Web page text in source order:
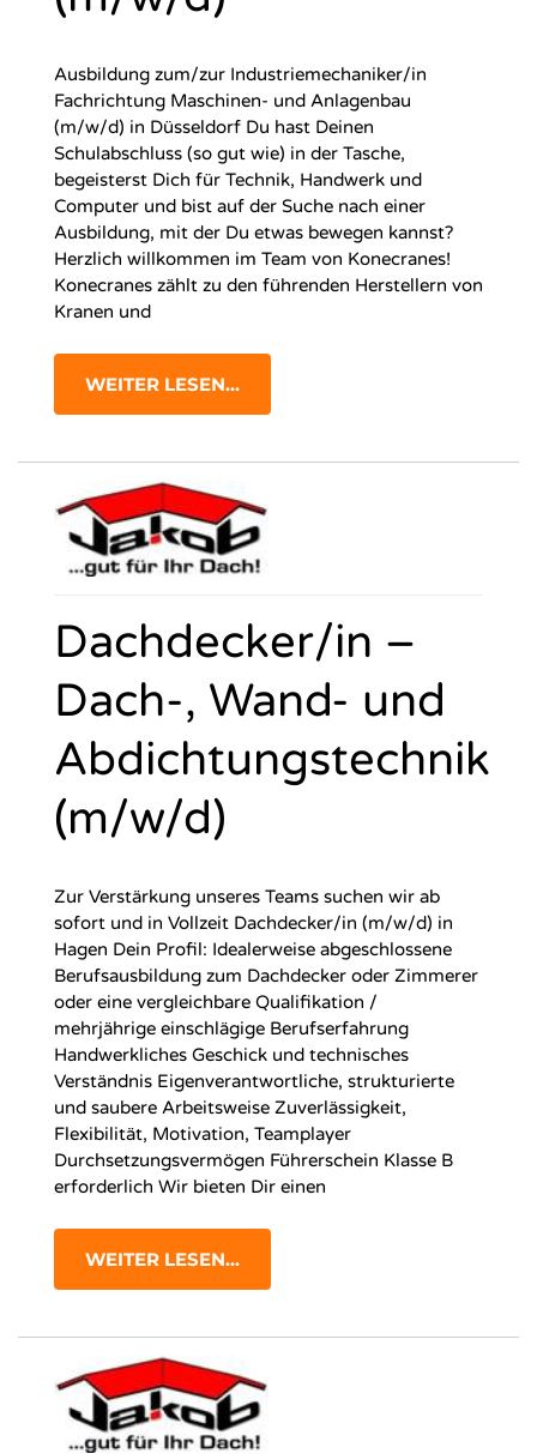
Ausbildung zum/zur Industriemechaniker/in
Fachrichtung Maschinen- und Anlagenbau
(m/w/d) in Düsseldorf Du hast Deinen
Schulabschluss (so gut wie) in der Tasche,
begeisterst Dich für Technik, Handwerk und
Computer und bist auf der Suche nach einer
Ausbildung, mit der Du etwas bewegen kannst?
Herzlich willkommen im Team von Konecranes!
Konecranes zählt zu den führenden Herstellern von
Kranen und
WEITER LESEN...
Dachdecker/in –
Dach-, Wand- und
Abdichtungstechnik
(m/w/d)
Zur Verstärkung unseres Teams suchen wir ab
sofort und in Vollzeit Dachdecker/in (m/w/d) in
Hagen Dein Profil: Idealerweise abgeschlossene
Berufsausbildung zum Dachdecker oder Zimmerer
oder eine vergleichbare Qualifikation /
mehrjährige einschlägige Berufserfahrung
Handwerkliches Geschick und technisches
Verständnis Eigenverantwortliche, strukturierte
und saubere Arbeitsweise Zuverlässigkeit,
Flexibilität, Motivation, Teamplayer
Durchsetzungsvermögen Führerschein Klasse B
erforderlich Wir bieten Dir einen
WEITER LESEN...